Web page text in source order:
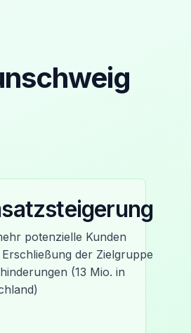
potenzielle Kunden
der Zielgruppe
(13 Mio. in